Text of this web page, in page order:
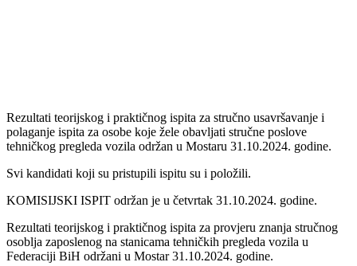
Rezultati teorijskog i praktičnog ispita za stručno usavršavanje i
polaganje ispita za osobe koje žele obavljati stručne poslove
tehničkog pregleda vozila održan u Mostaru 31.10.2024. godine.
Svi kandidati koji su pristupili ispitu su i položili.
KOMISIJSKI ISPIT održan je u četvrtak 31.10.2024. godine.
Rezultati teorijskog i praktičnog ispita za provjeru znanja stručnog
osoblja zaposlenog na stanicama tehničkih pregleda vozila u
Federaciji BiH održani u Mostar 31.10.2024. godine.